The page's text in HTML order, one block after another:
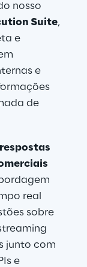
nosso
Suite,
e
e
de
real
sobre
junto com
e